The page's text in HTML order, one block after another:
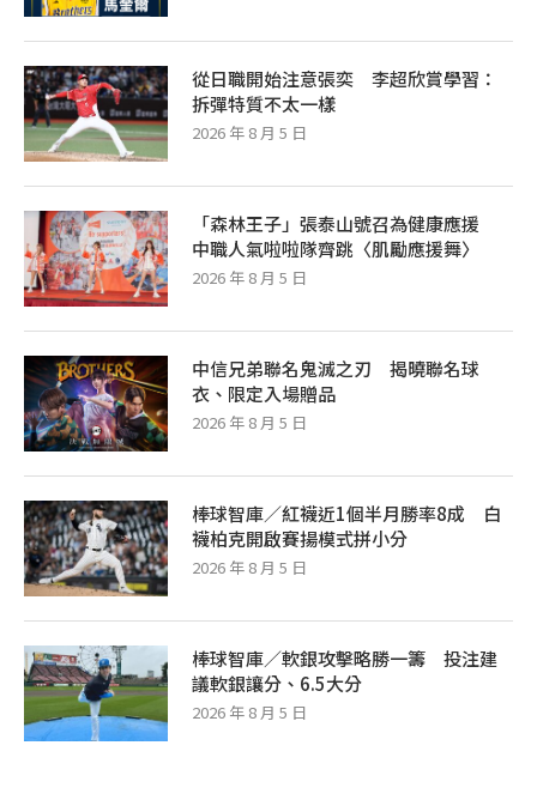
從日職開始注意張奕 李超欣賞學習：
拆彈特質不太一樣
2026 年 8 月 5 日
「森林王子」張泰山號召為健康應援
中職人氣啦啦隊齊跳〈肌勵應援舞〉
2026 年 8 月 5 日
中信兄弟聯名鬼滅之刃 揭曉聯名球
衣、限定入場贈品
2026 年 8 月 5 日
棒球智庫／紅襪近1個半月勝率8成 白
襪柏克開啟賽揚模式拼小分
2026 年 8 月 5 日
棒球智庫／軟銀攻擊略勝一籌 投注建
議軟銀讓分、6.5大分
2026 年 8 月 5 日